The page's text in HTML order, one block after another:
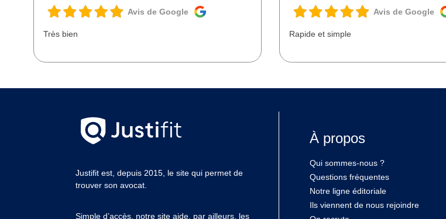
Avis de Google
Très bien
Avis de Google
Rapide et simple
Justifit est, depuis 2015, le site qui permet de
trouver son avocat.
Simple d’accès, notre site aide, par ailleurs, les
À propos
Qui sommes-nous ?
Questions fréquentes
Notre ligne éditoriale
Ils viennent de nous rejoindre